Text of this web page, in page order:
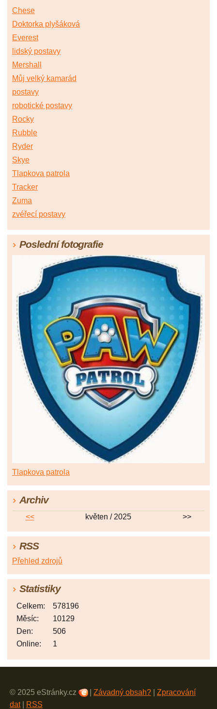
Chese
Doktorka plyšáková
Everest
lidský postavy
Mershall
Můj velký kamarád
postavy
robotické postavy
Rocky
Rubble
Ryder
Skye
Tlapkova patrola
Tracker
Zuma
zvéřecí postavy
Poslední fotografie
Tlapkova patrola
Archiv
<< květen / 2025 >>
RSS
Přehled zdrojů
Statistiky
Online: 1
Celkem:
578196
Měsíc:
10129
Den:
506
© 2025 eStránky.cz Závadný obsah?
Zpracování
dat| RSS